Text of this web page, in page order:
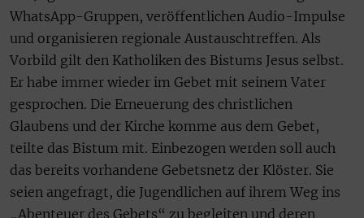
WhatsApp-Gruppen, veröffentlichen Audio-Impulse
und organisieren regionale Austauschtreffen. Als
Vorbild gilt den Katholiken des Bistums Jesus selbst.
Er habe immer wieder im Gebet mit seinem Vater
gesprochen. Die Erneuerung des christlichen
Glaubens und der Kirche komme aus dem Gebet,
teilte das Bistum mit. Einbezogen werden soll auch
das bereits vorhandene Gebetsnetz der Klöster. Sie
seien angefragt, die Jugendlichen auf ihrem Weg ins
„Abenteuer des Gebets“ zu begleiten und deren